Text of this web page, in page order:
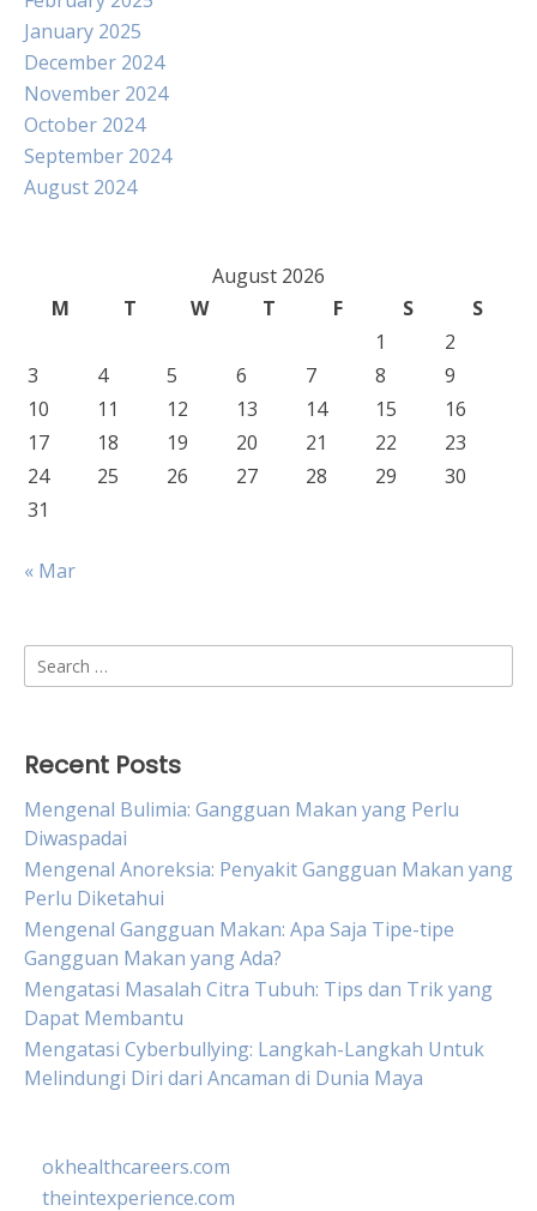
January 2025
December 2024
November 2024
October 2024
September 2024
August 2024
August 2026
M
T W T F S
S
1
2
3
4 5 6 7 8
9
10
11 12 13 14 15
16
17
18 19 20 21 22
23
24
25 26 27 28 29
30
31
« Mar
Search
for:
Recent Posts
Mengenal Bulimia: Gangguan Makan yang Perlu
Diwaspadai
Mengenal Anoreksia: Penyakit Gangguan Makan yang
Perlu Diketahui
Mengenal Gangguan Makan: Apa Saja Tipe-tipe
Gangguan Makan yang Ada?
Mengatasi Masalah Citra Tubuh: Tips dan Trik yang
Dapat Membantu
Mengatasi Cyberbullying: Langkah-Langkah Untuk
Melindungi Diri dari Ancaman di Dunia Maya
okhealthcareers.com
theintexperience.com